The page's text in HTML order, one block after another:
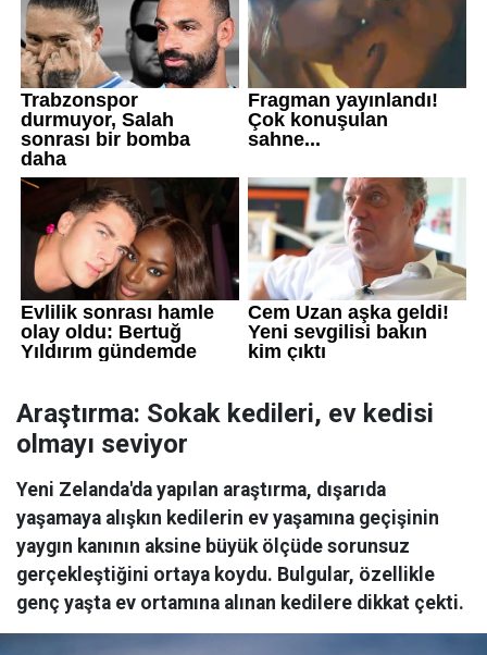
Araştırma: Sokak kedileri, ev kedisi
olmayı seviyor
Yeni Zelanda'da yapılan araştırma, dışarıda
yaşamaya alışkın kedilerin ev yaşamına geçişinin
yaygın kanının aksine büyük ölçüde sorunsuz
gerçekleştiğini ortaya koydu. Bulgular, özellikle
genç yaşta ev ortamına alınan kedilere dikkat çekti.